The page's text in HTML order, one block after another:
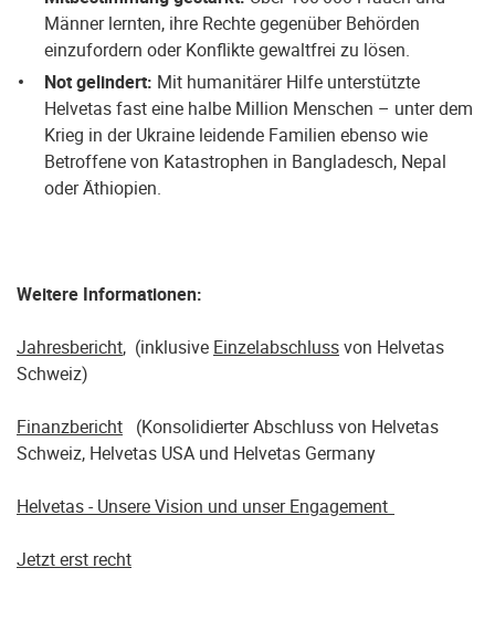
Männer lernten, ihre Rechte gegenüber Behörden
einzufordern oder Konflikte gewaltfrei zu lösen.
Not gelindert: Mit humanitärer Hilfe unterstützte
Helvetas fast eine halbe Million Menschen – unter dem
Krieg in der Ukraine leidende Familien ebenso wie
Betroffene von Katastrophen in Bangladesch, Nepal
oder Äthiopien.
Weitere Informationen:
Jahresbericht, (inklusive Einzelabschlussvon Helvetas
Schweiz)
Finanzbericht (Konsolidierter Abschluss von Helvetas
Schweiz, Helvetas USA und Helvetas Germany
Helvetas - Unsere Vision und unser Engagement
Jetzt erst recht